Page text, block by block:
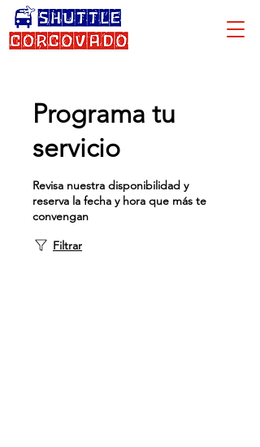
Programa tu
servicio
Revisa nuestra disponibilidad y
reserva la fecha y hora que más te
convengan
Filtrar